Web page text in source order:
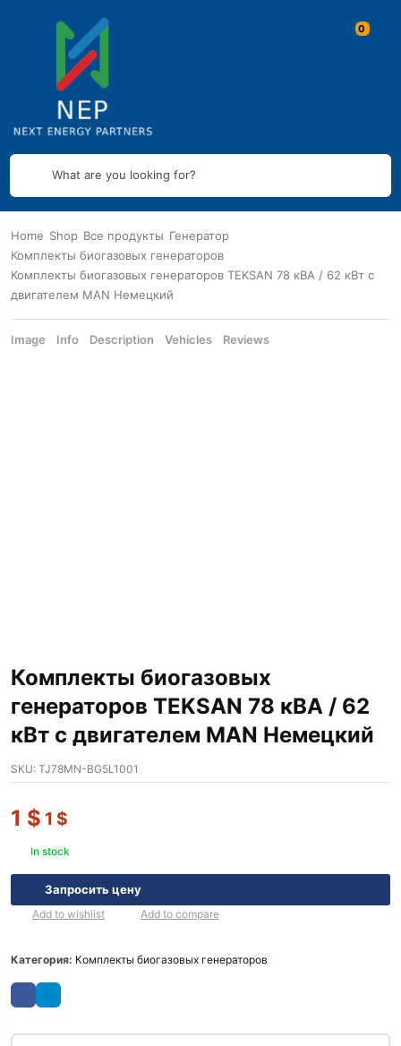
What are you looking for?
Home Shop Все продукты Генератор
Комплекты биогазовых генераторов
Комплекты биогазовых генераторов TEKSAN 78 кВА / 62 кВт с
двигателем MAN Немецкий
Image Info Description Vehicles Reviews
Комплекты биогазовых
генераторов TEKSAN 78 кВА / 62
кВт с двигателем MAN Немецкий
SKU: TJ78MN-BG5L1001
1 $ 1 $
In stock
Запросить цену
Add to wishlist Add to compare
Категория: Комплекты биогазовых генераторов